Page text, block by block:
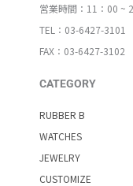
営業時間：11：00 ~
TEL：03-6427-3101
FAX：03-6427-3102
CATEGORY
RUBBER B
WATCHES
JEWELRY
CUSTOMIZE